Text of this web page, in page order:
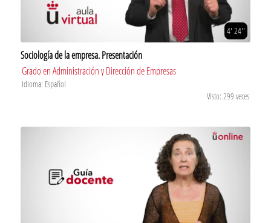
4' 24''
Sociología de la empresa. Presentación
Grado en Administración y Dirección de Empresas
Idioma: Español
Visto: 299 veces